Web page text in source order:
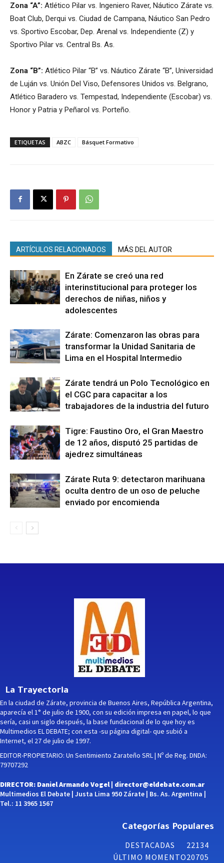
Zona “A”: Atlético Pilar vs. Ingeniero Raver, Náutico Zárate vs.
Boat Club, Derqui vs. Ciudad de Campana, Náutico San Pedro
vs. Sportivo Escobar, Dep. Arenal vs. Independiente (Z) y
Sportivo Pilar vs. Central Bs. As.
Zona “B”: Atlético Pilar “B” vs. Náutico Zárate “B”, Universidad
de Luján vs. Unión Del Viso, Defensores Unidos vs. Belgrano,
Atlético Baradero vs. Tempestad, Independiente (Escobar) vs.
Honor y Patria y Peñarol vs. Porteño.
ETIQUETAS ABZC Básquet Formativo
ARTÍCULOS RELACIONADOS MÁS DEL AUTOR
En Zárate se creó una red
interinstitucional para proteger los
derechos de niñas, niños y
adolescentes
Zárate: Comenzaron las obras para
transformar la Unidad Sanitaria de
Lima en el Hospital Intermedio
Zárate tendrá un Polo Tecnológico en
el CGC para capacitar a los
trabajadores de la industria del futuro
Tigre: Faustino Oro, el Gran Maestro
de 12 años, disputó 25 partidas de
ajedrez simultáneas
Zárate Ruta 9: detectaron marihuana
oculta dentro de un oso de peluche
enviado por encomienda
La Trayectoria
En la ciudad de Zárate, provincia de Buenos Aires, República Argentina,
aparecía el 1° de julio de 1900, con su edición impresa en papel, lo que
sería, casi un siglo después, la base fundacional de lo que hoy es
Multimedios EL DEBATE; con esta -su página digital- que subió a
Internet, el 27 de julio de 1997.
EDITOR-PROPIETARIO: Un Sentimiento Zarateño SRL | Nº de Reg. DNDA:
79707292
DIRECTOR: Daniel Armando Vogel | director@eldebate.com.ar
Multimedios El Debate | Justa Lima 950 Zárate | Bs. As. Argentina |
Tel.: 11 3965 1567
Categorías Populares
DESTACADAS
22134
ÚLTIMO MOMENTO20705